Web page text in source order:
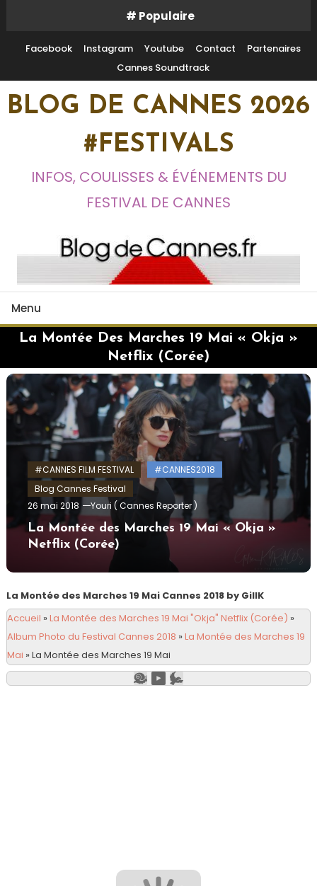
Content
# Populaire
Facebook Instagram Youtube Contact
Partenaires
Cannes Soundtrack
BLOG DE CANNES 2026
#FESTIVALS
INFOS, COULISSES & ÉVÉNEMENTS DU
FESTIVAL DE CANNES
Menu
La Montée Des Marches 19 Mai « Okja »
Netflix (Corée)
#CANNES FILM FESTIVAL
#CANNES2018
Blog Cannes Festival
26 mai 2018
Youri ( Cannes Reporter )
La Montée des Marches 19 Mai « Okja »
Netflix (Corée)
La Montée des Marches 19 Mai Cannes 2018 by GillK
Accueil »La Montée des Marches 19 Mai "Okja" Netflix (Corée) »
Album Photo du Festival Cannes 2018 »La Montée des Marches 19
Mai »La Montée des Marches 19 Mai